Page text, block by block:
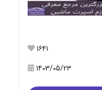
1641
1403/05/23